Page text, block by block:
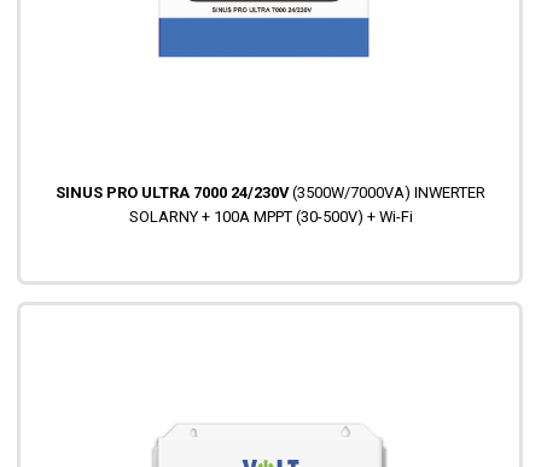
SINUS PRO ULTRA 7000 24/230V(3500W/7000VA) INWERTER
SOLARNY + 100A MPPT (30-500V) + Wi-Fi